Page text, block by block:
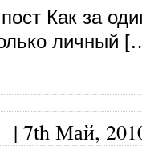
Как за
личный
| 7th Май,